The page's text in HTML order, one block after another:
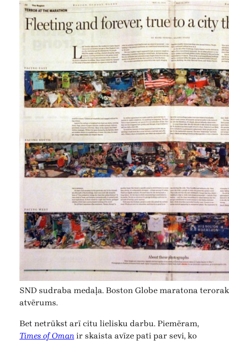
SND sudraba medaļa. Boston Globe maratona
atvērums.
Bet netrūkst arī citu lielisku darbu. Piemēram,
Times of Oman ir skaista avīze pati par sevi, ko